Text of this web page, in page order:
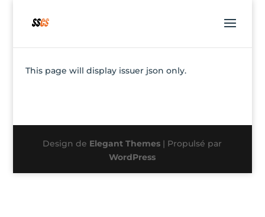
This page will display issuer json only.
Design de Elegant Themes | Propulsé par
WordPress